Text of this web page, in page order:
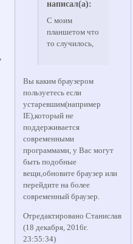
написал(а):
С моим
планшетом что
то случилось,
Вы каким браузером
пользуетесь если
устаревшим(например
IE),который не
поддерживается
современными
программами, у Вас могут
быть подобные
вещи,обновите браузер или
перейдите на более
современный браузер.
Отредактировано Станислав
(18 декабря, 2016г.
23:55:34)